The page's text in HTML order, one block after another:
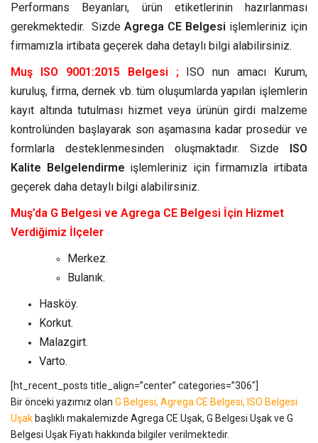
Performans Beyanları, ürün etiketlerinin hazırlanması
gerekmektedir. Sizde Agrega CE Belgesi işlemleriniz için
firmamızla irtibata geçerek daha detaylı bilgi alabilirsiniz.
Muş ISO 9001:2015 Belgesi ; ISO nun amacı Kurum,
kuruluş, firma, dernek vb. tüm oluşumlarda yapılan işlemlerin
kayıt altında tutulması hizmet veya ürünün girdi malzeme
kontrolünden başlayarak son aşamasına kadar prosedür ve
formlarla desteklenmesinden oluşmaktadır. Sizde
ISO
Kalite Belgelendirme işlemleriniz için firmamızla irtibata
geçerek daha detaylı bilgi alabilirsiniz.
Muş’da G Belgesi ve Agrega CE Belgesi İçin Hizmet
Verdiğimiz İlçeler
Merkez.
Bulanık.
Hasköy.
Korkut.
Malazgirt.
Varto.
[ht_recent_posts title_align=”center” categories=”306″]
Bir önceki yazımız olan G Belgesi, Agrega CE Belgesi, ISO Belgesi
Uşak başlıklı makalemizde Agrega CE Uşak, G Belgesi Uşak ve G
Belgesi Uşak Fiyatı hakkında bilgiler verilmektedir.